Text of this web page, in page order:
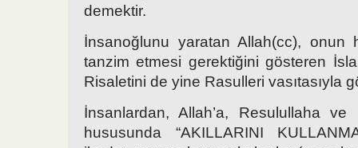
demektir.
İnsanoğlunu yaratan Allah(cc), onun
tanzim etmesi gerektiğini gösteren
Risaletini de yine Rasulleri vasıtasıyla
İnsanlardan, Allah’a, Resulullaha ve
hususunda “AKILLARINI